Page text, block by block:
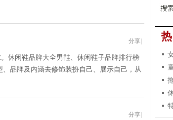
分享
休闲鞋品牌大全男鞋、休闲鞋子品牌排行榜
品牌及内涵去修饰装扮自己、展示自己，从
分享